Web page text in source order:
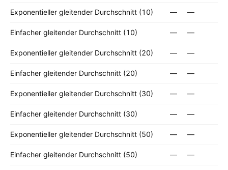
Exponentieller gleitender Durchschnitt (10) — —
Einfacher gleitender Durchschnitt (10) — —
Exponentieller gleitender Durchschnitt (20) — —
Einfacher gleitender Durchschnitt (20) — —
Exponentieller gleitender Durchschnitt (30) — —
Einfacher gleitender Durchschnitt (30) — —
Exponentieller gleitender Durchschnitt (50) — —
Einfacher gleitender Durchschnitt (50) — —